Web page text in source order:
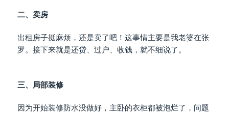
二、卖房
出租房子挺麻烦，还是卖了吧！这事情主要是我老婆在张
罗。接下来就是还贷、过户、收钱，就不细说了。
三、局部装修
因为开始装修防水没做好，主卧的衣柜都被泡烂了，问题